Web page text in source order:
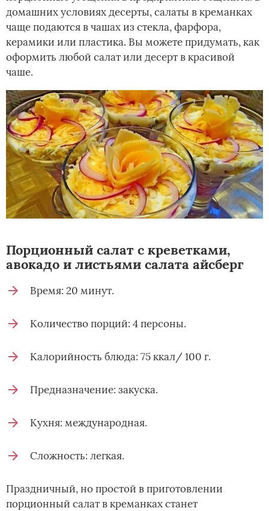
домашних условиях десерты, салаты в креманках
чаще подаются в чашах из стекла, фарфора,
керамики или пластика. Вы можете придумать, как
оформить любой салат или десерт в красивой
чаше.
Порционный салат с креветками,
авокадо и листьями салата айсберг
Время: 20 минут.
Количество порций: 4 персоны.
Калорийность блюда: 75 ккал/ 100 г.
Предназначение: закуска.
Кухня: международная.
Сложность: легкая.
Праздничный, но простой в приготовлении
порционный салат в креманках станет